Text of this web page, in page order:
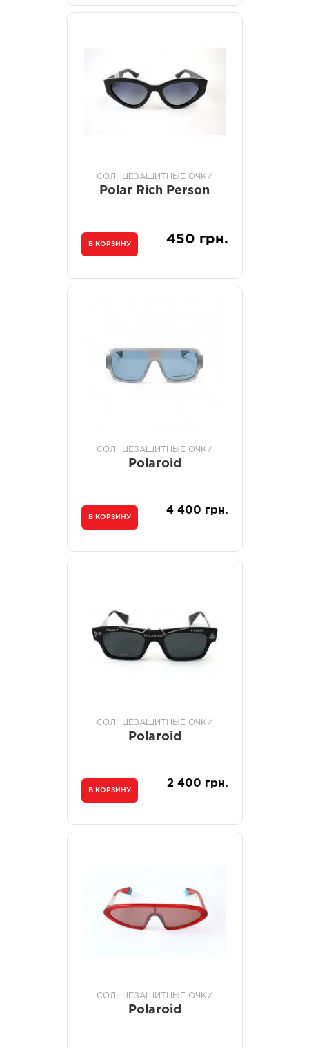
СОЛНЦЕЗАЩИТНЫЕ ОЧКИ
Polar Rich Person
В КОРЗИНУ 450 грн.
СОЛНЦЕЗАЩИТНЫЕ ОЧКИ
Polaroid
В КОРЗИНУ
4 400 грн.
СОЛНЦЕЗАЩИТНЫЕ ОЧКИ
Polaroid
В КОРЗИНУ
2 400 грн.
СОЛНЦЕЗАЩИТНЫЕ ОЧКИ
Polaroid